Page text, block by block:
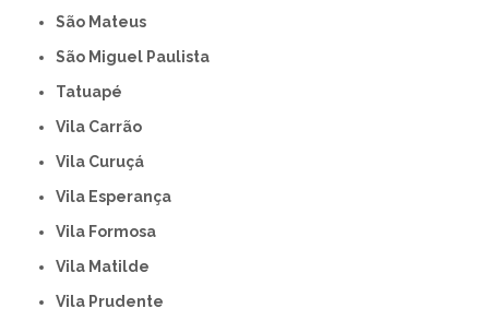
São Mateus
São Miguel Paulista
Tatuapé
Vila Carrão
Vila Curuçá
Vila Esperança
Vila Formosa
Vila Matilde
Vila Prudente